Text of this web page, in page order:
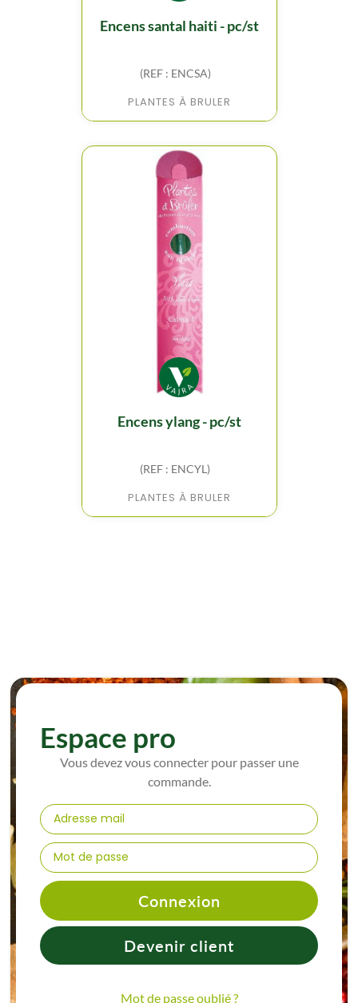
encens santal haiti - pc/st
(REF : ENCSA)
PLANTES À BRULER
encens ylang - pc/st
(REF : ENCYL)
PLANTES À BRULER
Espace pro
Vous devez vous connecter pour passer une
commande.
Connexion
Devenir client
Mot de passe oublié ?